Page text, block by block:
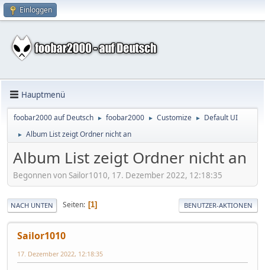
Einloggen
Hauptmenü
foobar2000 auf Deutsch ► foobar2000 ► Customize ► Default UI
► Album List zeigt Ordner nicht an
Album List zeigt Ordner nicht an
Begonnen von Sailor1010, 17. Dezember 2022, 12:18:35
NACH UNTEN Seiten 1 BENUTZER-AKTIONEN
Sailor1010
17. Dezember 2022, 12:18:35